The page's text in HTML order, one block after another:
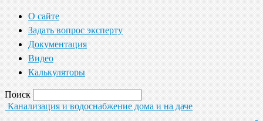
О сайте
Задать вопрос эксперту
Документация
Видео
Калькуляторы
Поиск
Канализация и водоснабжение дома и на даче